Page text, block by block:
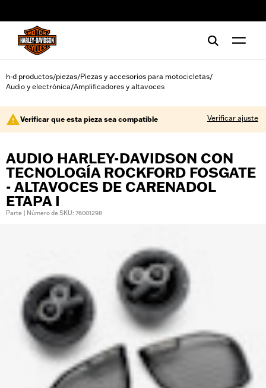
h-d productos/piezas/Piezas y accesorios para motocicletas/
Audio y electrónica/Amplificadores y altavoces
Verificar que esta pieza sea compatible Verificar ajuste
AUDIO HARLEY-DAVIDSON CON
TECNOLOGÍA ROCKFORD FOSGATE
- ALTAVOCES DE CARENADOL
ETAPA I
Parte | Número de SKU: 76001298